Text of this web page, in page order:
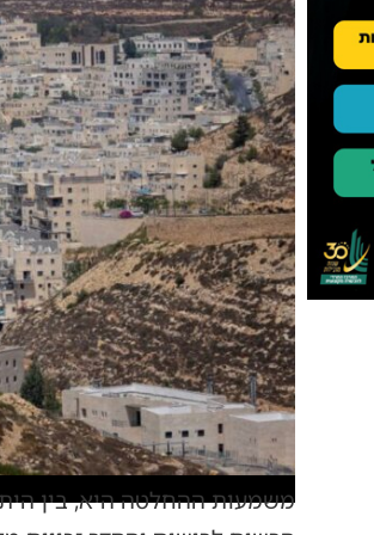
משמעות ההחלטה היא, בין